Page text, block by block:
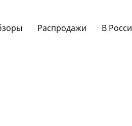
Распродажи В